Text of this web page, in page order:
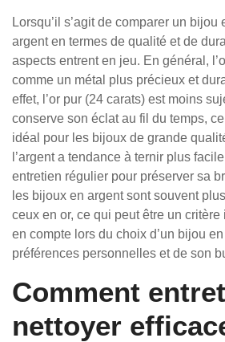
Lorsqu’il s’agit de comparer un bijou
argent en termes de qualité et de
aspects entrent en jeu. En général,
comme un métal plus précieux et
effet, l’or pur (24 carats) est moins
conserve son éclat au fil du temps,
idéal pour les bijoux de grande
l’argent a tendance à ternir plus
entretien régulier pour préserver sa
les bijoux en argent sont souvent
ceux en or, ce qui peut être un
en compte lors du choix d’un bijou
préférences personnelles et de son
Comment
nettoyer